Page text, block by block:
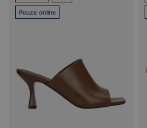
Pouze online